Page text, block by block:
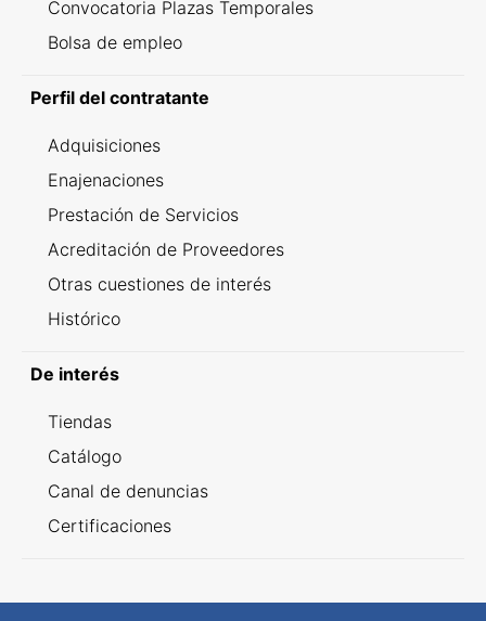
Convocatoria Plazas Temporales
Bolsa de empleo
Perfil del contratante
Adquisiciones
Enajenaciones
Prestación de Servicios
Acreditación de Proveedores
Otras cuestiones de interés
Histórico
De interés
Tiendas
Catálogo
Canal de denuncias
Certificaciones